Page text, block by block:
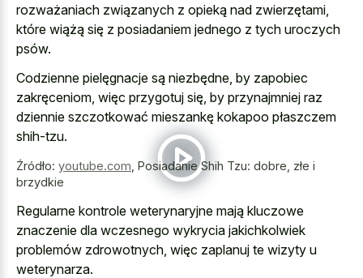
rozważaniach związanych z opieką nad zwierzętami,
które wiążą się z posiadaniem jednego z tych uroczych
psów.
Codzienne pielęgnacje są niezbędne, by zapobiec
zakręceniom, więc przygotuj się, by przynajmniej raz
dziennie szczotkować mieszankę kokapoo płaszczem
shih-tzu.
Źródło: youtube.com Posiadanie Shih Tzu: dobre, złe i
brzydkie
Regularne kontrole weterynaryjne mają kluczowe
znaczenie dla wczesnego wykrycia jakichkolwiek
problemów zdrowotnych, więc zaplanuj te wizyty u
weterynarza.